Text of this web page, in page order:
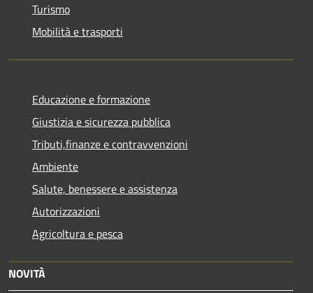
Turismo
Mobilità e trasporti
Educazione e formazione
Giustizia e sicurezza pubblica
Tributi,finanze e contravvenzioni
Ambiente
Salute, benessere e assistenza
Autorizzazioni
Agricoltura e pesca
NOVITÀ